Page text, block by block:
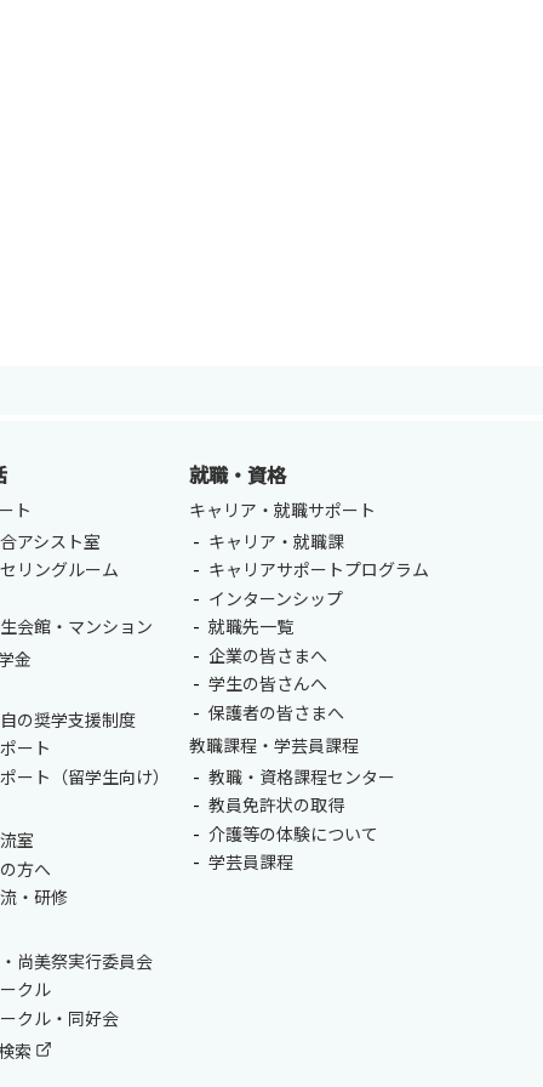
ト
アシスト室
リングルーム
会館・マンション
金
の奨学支援制度
ート
ート（留学生向け）
室
方へ
・研修
尚美祭実行委員会
クル
クル・同好会
索
就職・資格
キャリア・就職サポート
キャリア・就職課
キャリアサポートプログラム
インターンシップ
就職先一覧
企業の皆さまへ
学生の皆さんへ
保護者の皆さまへ
教職課程・学芸員課程
教職・資格課程センター
教員免許状の取得
介護等の体験について
学芸員課程